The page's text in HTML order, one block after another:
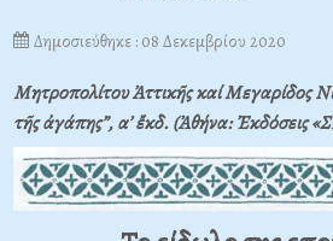
Δημοσιεύθηκε : 08 Δεκεμβρίου 2020
Μητροπολίτου Ἀττικῆς καί Μεγαρίδος
τῆς ἀγάπης”, α’ ἔκδ. (Ἀθήνα: Ἐκδόσεις